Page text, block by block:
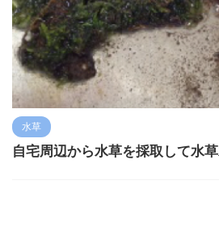
水草
自宅周辺から水草を採取して水